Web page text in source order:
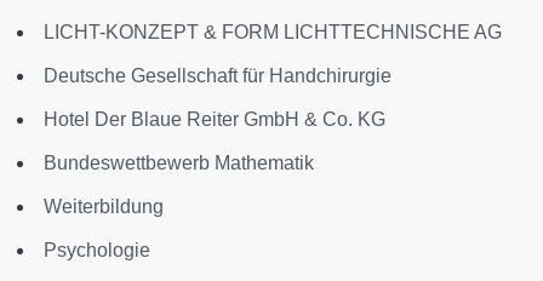
LICHT-KONZEPT & FORM LICHTTECHNISCHE AG
Deutsche Gesellschaft für Handchirurgie
Hotel Der Blaue Reiter GmbH & Co. KG
Bundeswettbewerb Mathematik
Weiterbildung
Psychologie